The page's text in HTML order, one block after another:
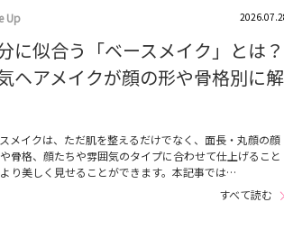
Up
に似合う「ベースメイク」とは？
ヘアメイクが顔の形や骨格別に解
メイクは、ただ肌を整えるだけでなく、面長・丸顔の顔
骨格、顔たちや雰囲気のタイプに合わせて仕上げること
り美しく見せることができます。本記事では…
すべて読む